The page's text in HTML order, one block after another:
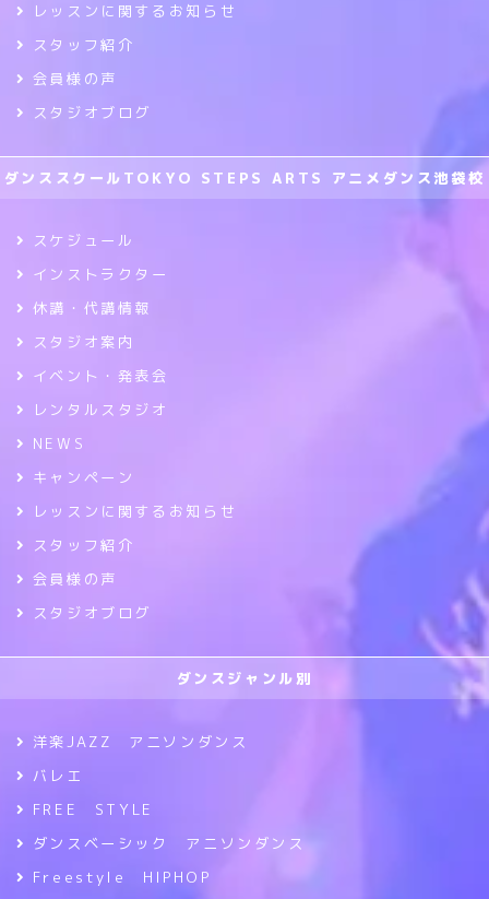
レッスンに関するお知らせ
スタッフ紹介
会員様の声
スタジオブログ
ダンススクールTOKYO STEPS ARTS アニメダンス池袋校
スケジュール
インストラクター
休講・代講情報
スタジオ案内
イベント・発表会
レンタルスタジオ
NEWS
キャンペーン
レッスンに関するお知らせ
スタッフ紹介
会員様の声
スタジオブログ
ダンスジャンル別
洋楽JAZZ アニソンダンス
バレエ
FREE STYLE
ダンスベーシック アニソンダンス
Freestyle HIPHOP